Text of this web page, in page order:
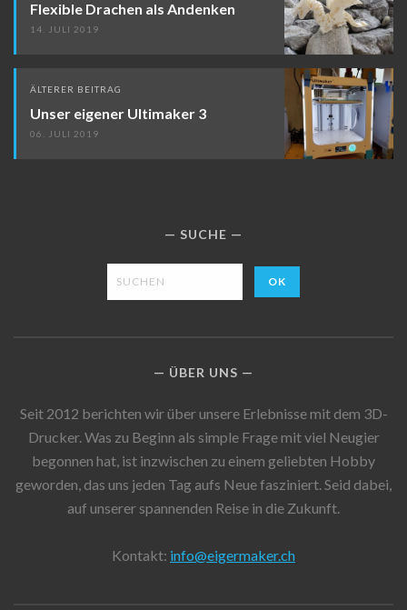
Flexible Drachen als Andenken
14. JULI 2019
ÄLTERER BEITRAG
Unser eigener Ultimaker 3
06. JULI 2019
SUCHE
ÜBER UNS
Seit 2012 berichten wir über unsere Erlebnisse mit dem 3D-
Drucker. Was zu Beginn als simple Frage mit viel Neugier
begonnen hat, ist inzwischen zu einem geliebten Hobby
geworden, das uns jeden Tag aufs Neue fasziniert. Seid dabei,
auf unserer spannenden Reise in die Zukunft.
Kontakt: info@eigermaker.ch